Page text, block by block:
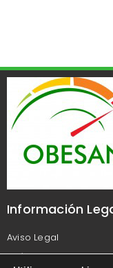
Información
Aviso Legal
Política de Privacidad